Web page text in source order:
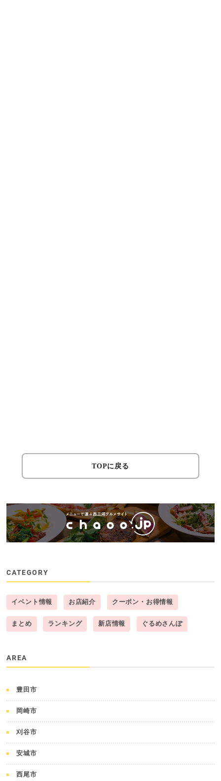
TOPに戻る
CATEGORY
イベント情報 お店紹介 クーポン・お得情報
まとめ ランキング 新店情報 ぐるめさんぽ
AREA
豊田市
岡崎市
刈谷市
安城市
西尾市